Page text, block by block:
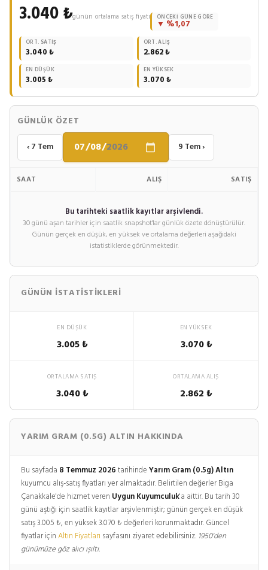
3.040 ₺günün ortalama satış fiyatı ÖNCEKI GÜNE GÖRE
▼ %1,07
ORT. SATIŞ
3.040 ₺
ORT. ALIŞ
2.862 ₺
EN DÜŞÜK
3.005 ₺
EN YÜKSEK
3.070 ₺
GÜNLÜK ÖZET
‹ 7 Tem 9 Tem ›
SAAT ALIŞ SATIŞ
Bu tarihteki saatlik kayıtlar arşivlendi.
30 günü aşan tarihler için saatlik snapshot'lar günlük özete dönüştürülür.
Günün gerçek en düşük, en yüksek ve ortalama değerleri aşağıdaki
istatistiklerde görünmektedir.
GÜNÜN İSTATISTIKLERI
EN DÜŞÜK
3.005 ₺
EN YÜKSEK
3.070 ₺
ORTALAMA SATIŞ
3.040 ₺
ORTALAMA ALIŞ
2.862 ₺
YARIM GRAM (0.5G) ALTIN HAKKINDA
Bu sayfada 8 Temmuz 2026tarihindeYarım Gram (0.5g) Altın
kuyumcu alış-satış fiyatları yer almaktadır. Belirtilen değerler Biga
Çanakkale'de hizmet veren Uygun Kuyumculuk'a aittir. Bu tarih 30
günü aştığı için saatlik kayıtlar arşivlenmiştir; günün gerçek en düşük
satış 3.005 ₺, en yüksek 3.070 ₺ değerleri korunmaktadır. Güncel
fiyatlar içinAltın Fiyatları sayfasını ziyaret edebilirsiniz. 1950'den
günümüze göz alıcı ışıltı.